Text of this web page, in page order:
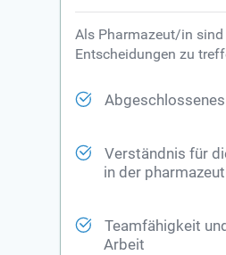
Als Pharmazeut/in sind
Entscheidungen zu
Verständnis für
in der
Teamfähigkeit
Arbeit